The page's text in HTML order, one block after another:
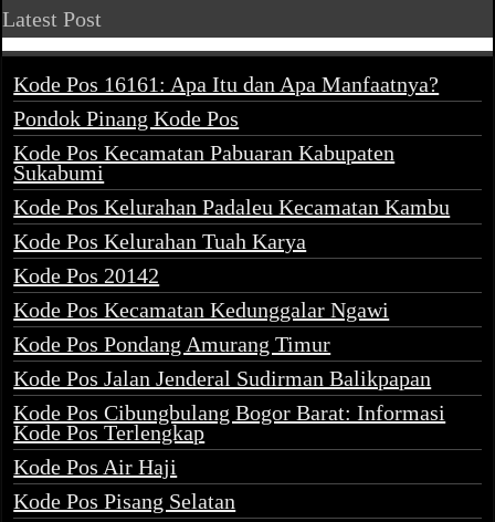
Latest Post
Kode Pos 16161: Apa Itu dan Apa Manfaatnya?
Pondok Pinang Kode Pos
Kode Pos Kecamatan Pabuaran Kabupaten
Sukabumi
Kode Pos Kelurahan Padaleu Kecamatan Kambu
Kode Pos Kelurahan Tuah Karya
Kode Pos 20142
Kode Pos Kecamatan Kedunggalar Ngawi
Kode Pos Pondang Amurang Timur
Kode Pos Jalan Jenderal Sudirman Balikpapan
Kode Pos Cibungbulang Bogor Barat: Informasi
Kode Pos Terlengkap
Kode Pos Air Haji
Kode Pos Pisang Selatan